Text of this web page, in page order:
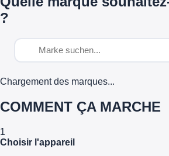
?
Chargement des marques...
COMMENT ÇA MARCHE
1
Choisir l'appareil